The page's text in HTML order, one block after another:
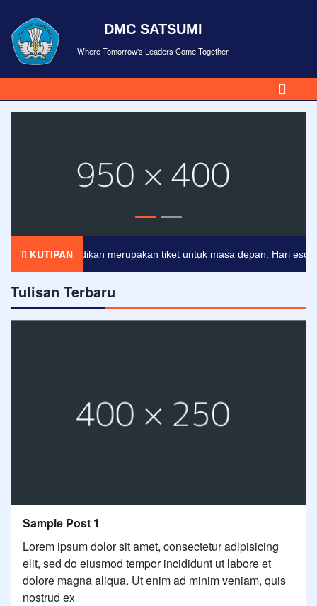
DMC SATSUMI
Where Tomorrow's Leaders Come Together
KUTIPAN
Pendidikan merupakan tiket untuk masa depan. Hari esok
Tulisan Terbaru
Sample Post 1
Lorem ipsum dolor sit amet, consectetur adipisicing
elit, sed do eiusmod tempor incididunt ut labore et
dolore magna aliqua. Ut enim ad minim veniam, quis
nostrud ex